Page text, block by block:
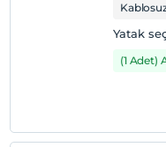
Yatak
(1 Adet)